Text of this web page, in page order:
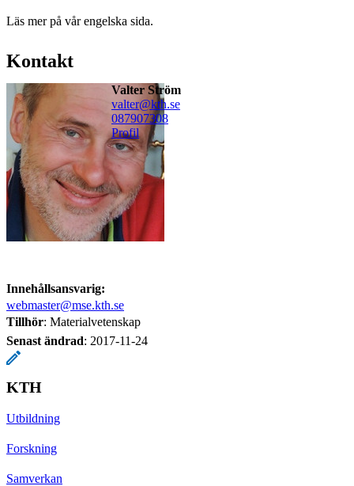
Läs mer på vår engelska sida.
Kontakt
Valter Ström
valter@kth.se
087907308
Profil
Innehållsansvarig:
webmaster@mse.kth.se
Tillhör: Materialvetenskap
Senast ändrad: 2017-11-24
KTH
Utbildning
Forskning
Samverkan